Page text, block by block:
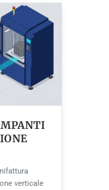
verticale